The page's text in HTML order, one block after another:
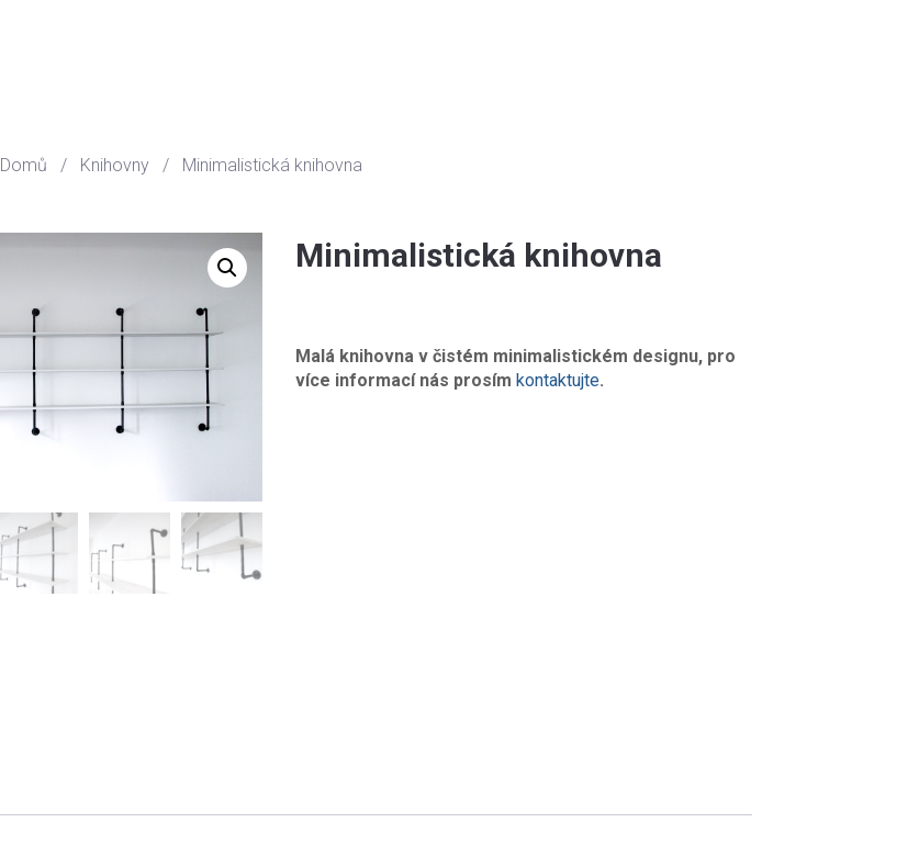
Domů / Knihovny / Minimalistická knihovna
Minimalistická knihovna
Malá knihovna v čistém minimalistickém designu, pro
více informací nás prosímkontaktujte.